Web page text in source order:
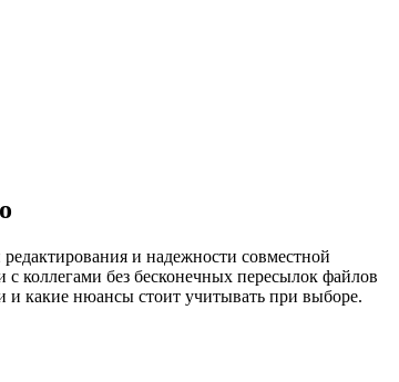
и надежности совместной
коллегами без бесконечных пересылок файлов
и какие нюансы стоит учитывать при выборе.